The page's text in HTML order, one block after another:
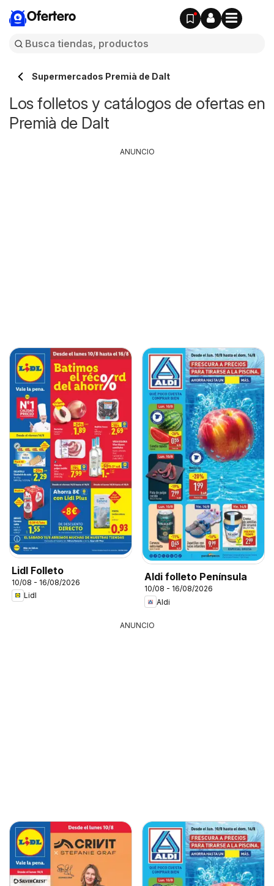
Ofertero
Supermercados Premià de Dalt
Los folletos y catálogos de ofertas en
Premià de Dalt
Lidl Folleto
10/08 - 16/08/2026
Lidl
Aldi folleto Península
10/08 - 16/08/2026
Aldi
ANUNCIO
ANUNCIO